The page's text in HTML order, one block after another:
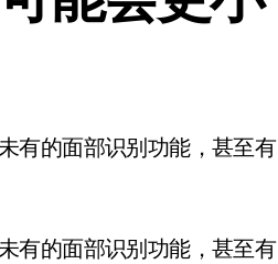
有的面部识别功能，甚至有